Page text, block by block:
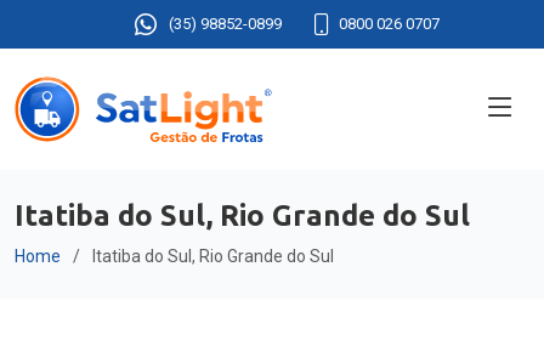
(35) 98852-0899 0800 026 0707
Itatiba do Sul, Rio Grande do Sul
Home Itatiba do Sul, Rio Grande do Sul